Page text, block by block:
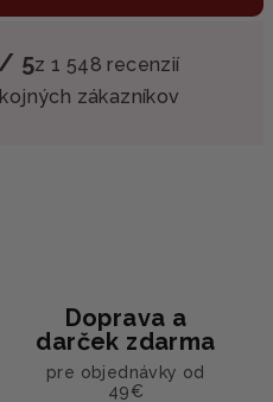
5z 1 548 recenzií
zákazníkov
Doprava a
darček zdarma
pre objednávky od
49€